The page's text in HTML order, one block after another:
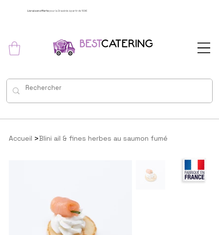
Livraison offertepour la Dracénie à partir de 100€
Accueil >Blini ail & fines herbes au saumon fumé